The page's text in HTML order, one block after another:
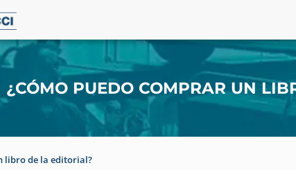
¿CÓMO PUEDO COMPRAR UN
libro de la editorial?